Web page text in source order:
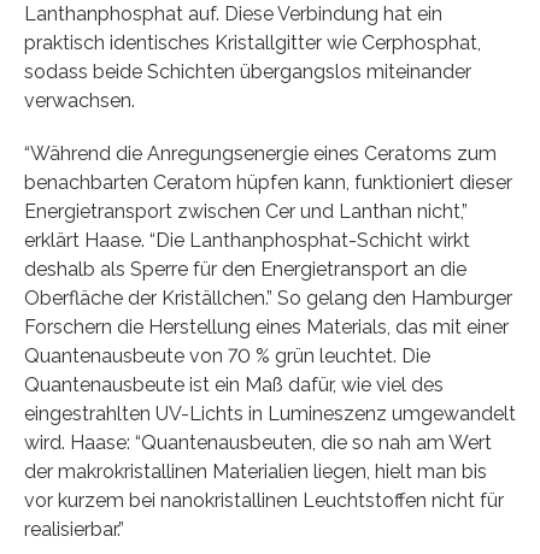
Lanthanphosphat auf. Diese Verbindung hat ein
praktisch identisches Kristallgitter wie Cerphosphat,
sodass beide Schichten übergangslos miteinander
verwachsen.
“Während die Anregungsenergie eines Ceratoms zum
benachbarten Ceratom hüpfen kann, funktioniert dieser
Energietransport zwischen Cer und Lanthan nicht,”
erklärt Haase. “Die Lanthanphosphat-Schicht wirkt
deshalb als Sperre für den Energietransport an die
Oberfläche der Kriställchen.” So gelang den Hamburger
Forschern die Herstellung eines Materials, das mit einer
Quantenausbeute von 70 % grün leuchtet. Die
Quantenausbeute ist ein Maß dafür, wie viel des
eingestrahlten UV-Lichts in Lumineszenz umgewandelt
wird. Haase: “Quantenausbeuten, die so nah am Wert
der makrokristallinen Materialien liegen, hielt man bis
vor kurzem bei nanokristallinen Leuchtstoffen nicht für
realisierbar.”